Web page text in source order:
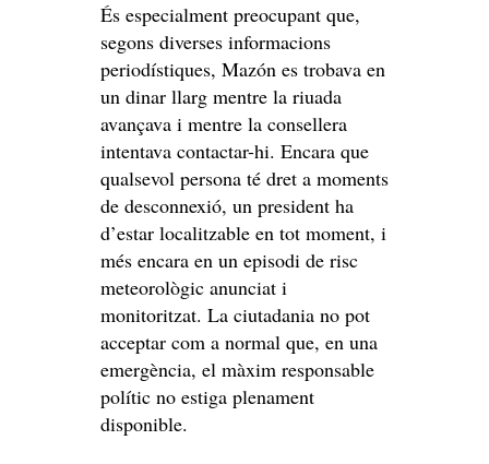
És especialment preocupant que,
segons diverses informacions
periodístiques, Mazón es trobava en
un dinar llarg mentre la riuada
avançava i mentre la consellera
intentava contactar-hi. Encara que
qualsevol persona té dret a moments
de desconnexió, un president ha
d’estar localitzable en tot moment, i
més encara en un episodi de risc
meteorològic anunciat i
monitoritzat. La ciutadania no pot
acceptar com a normal que, en una
emergència, el màxim responsable
polític no estiga plenament
disponible.